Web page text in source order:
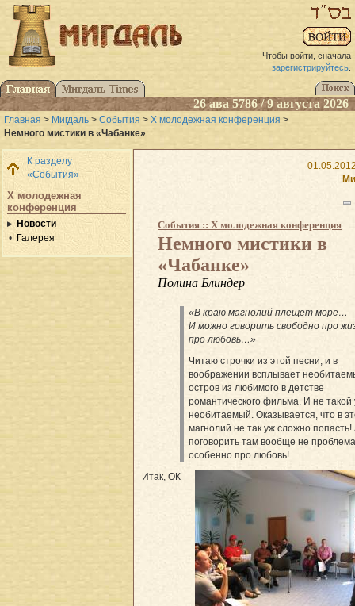
Чтобы войти, сначала
зарегистрируйтесь.
26 ава 5786 / 9 августа 2026
Главная > Мигдаль > События > X молодежная конференция >
Немного мистики в «Чабанке»
К разделу
«События»
X молодежная
конференция
Новости
Галерея
События :: X молодежная конференция
Немного мистики в
«Чабанке»
Полина Блиндер
«В краю магнолий плещет море…
И можно говорить свободно про
про любовь…»
Читаю строчки из этой песни, и в
воображении всплывает
остров из любимого в детстве
романтического фильма. И не такой
необитаемый. Оказывается, что в
магнолий не так уж сложно попасть!
поговорить там вообще не
особенно про любовь!
Итак, ОК